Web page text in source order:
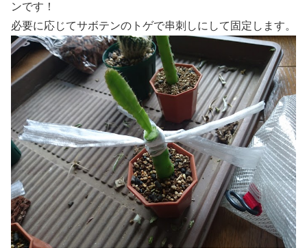
ンです！
必要に応じてサボテンのトゲで串刺しにして固定します。